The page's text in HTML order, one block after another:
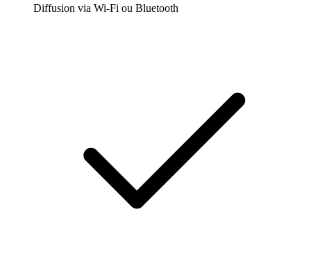
Diffusion via Wi-Fi ou Bluetooth